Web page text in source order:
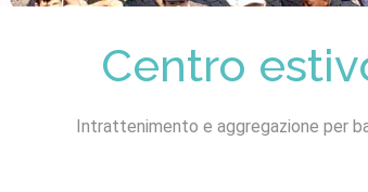
Centro
Intrattenimento e aggregazione per